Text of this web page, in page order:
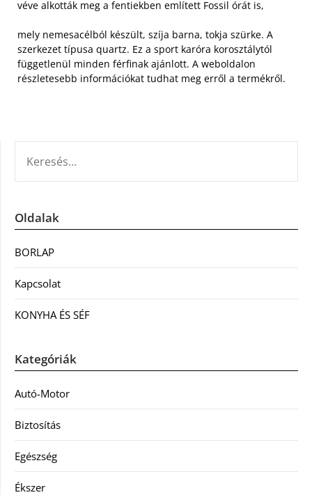
véve alkották meg a fentiekben említett Fossil órát is,
mely nemesacélból készült, szíja barna, tokja szürke. A
szerkezet típusa quartz. Ez a sport karóra korosztálytól
függetlenül minden férfinak ajánlott. A weboldalon
részletesebb információkat tudhat meg erről a termékről.
Oldalak
BORLAP
Kapcsolat
KONYHA ÉS SÉF
Kategóriák
Autó-Motor
Biztosítás
Egészség
Ékszer